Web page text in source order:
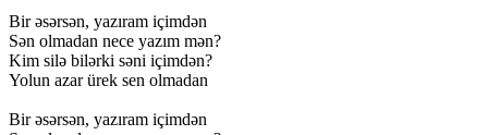
Bir əsərsən, yazıram içimdən
Sən olmadan nece yazım mən?
Kim silə bilərki səni içimdən?
Yolun azar ürek sen olmadan
Bir əsərsən, yazıram içimdən